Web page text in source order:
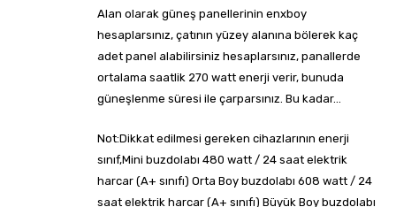
Alan olarak güneş panellerinin enxboy
hesaplarsınız, çatının yüzey alanına bölerek kaç
adet panel alabilirsiniz hesaplarsınız, panallerde
ortalama saatlik 270 watt enerji verir, bunuda
güneşlenme süresi ile çarparsınız. Bu kadar…
Not:Dikkat edilmesi gereken cihazlarının enerji
sınıf,Mini buzdolabı 480 watt / 24 saat elektrik
harcar (A+ sınıfı) Orta Boy buzdolabı 608 watt / 24
saat elektrik harcar (A+ sınıfı) Büyük Boy buzdolabı